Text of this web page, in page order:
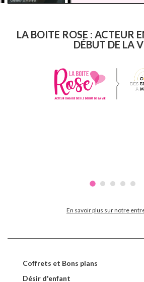
LA BOITE ROSE : ACTEUR
DÉBUT DE LA
En savoir plus sur notre
Coffrets et Bons plans
Désir d'enfant